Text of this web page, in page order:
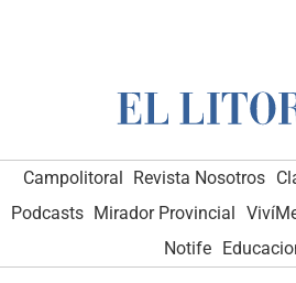
Campolitoral Revista Nosotros
Podcasts Mirador Provincial
Notife